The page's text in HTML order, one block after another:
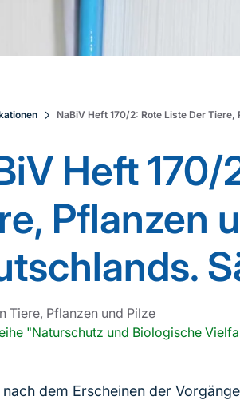
NaBiV Heft 170/2: Rote Liste Der
Heft 170/
Pflanzen
Tiere, Pflanzen und Pilze
"Naturschutz und Biologische
nach dem Erscheinen der